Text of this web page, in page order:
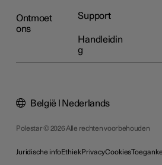
Ontmoet
ons
Support
Handleidin
g
Polestar © 2026 Alle rechten voorbehouden
Juridische infoEthiekPrivacyCookies
België | Nederlands